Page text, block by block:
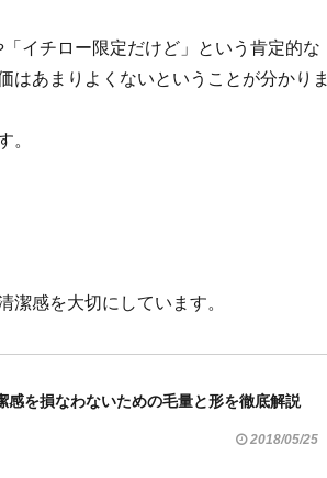
イチロー限定だけど」という肯定的な
はあまりよくないということが分かりま
。
感を大切にしています。
を損なわないための毛量と形を徹底解説
2018/05/25